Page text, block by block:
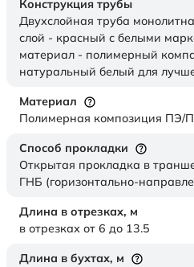
Конструкция трубы
Двухслойная труба
слой - красный с белыми
материал - полимерный
натуральный белый для
Материал
Полимерная композиция ПЭ/
Способ прокладки
Открытая прокладка в
ГНБ (горизонтально-
Длина в отрезках, м
в отрезках от 6 до 13.5
Длина в бухтах, м